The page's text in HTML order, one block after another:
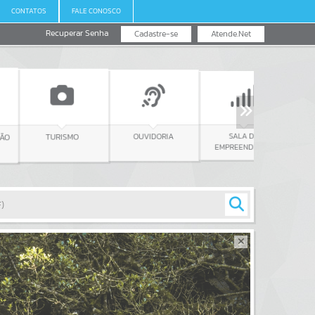
CONTATOS FALE CONOSCO
Atende.Net
Cadastre-se
Recuperar Senha
OUVIDORIA
EMPREENDEDOR